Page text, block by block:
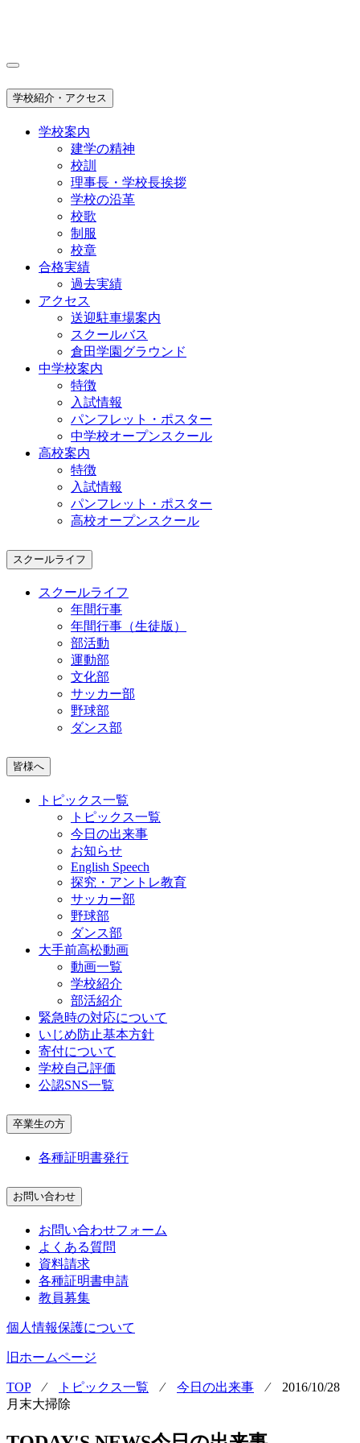
学校紹介・アクセス
学校案内
建学の精神
校訓
理事長・学校長挨拶
学校の沿革
校歌
制服
校章
合格実績
過去実績
アクセス
送迎駐車場案内
スクールバス
倉田学園グラウンド
中学校案内
特徴
入試情報
パンフレット・ポスター
中学校オープンスクール
高校案内
特徴
入試情報
パンフレット・ポスター
高校オープンスクール
スクールライフ
スクールライフ
年間行事
年間行事（生徒版）
部活動
運動部
文化部
サッカー部
野球部
ダンス部
皆様へ
トピックス一覧
トピックス一覧
今日の出来事
お知らせ
English Speech
探究・アントレ教育
サッカー部
野球部
ダンス部
大手前高松動画
動画一覧
学校紹介
部活紹介
緊急時の対応について
いじめ防止基本方針
寄付について
学校自己評価
公認SNS一覧
卒業生の方
各種証明書発行
お問い合わせ
お問い合わせフォーム
よくある質問
資料請求
各種証明書申請
教員募集
個人情報保護について
旧ホームページ
TOP⁄ トピックス一覧 ⁄ 今日の出来事 ⁄ 2016/10/28
月末大掃除